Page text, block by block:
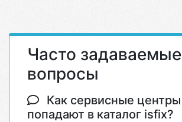
Часто задаваемые
вопросы
Как сервисные центры
попадают в каталог isfix?